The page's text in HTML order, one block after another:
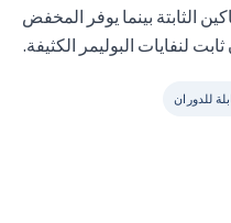
الثابتة بينما يوفر المخفض
لنفايات البوليمر الكثيفة.
للدوران